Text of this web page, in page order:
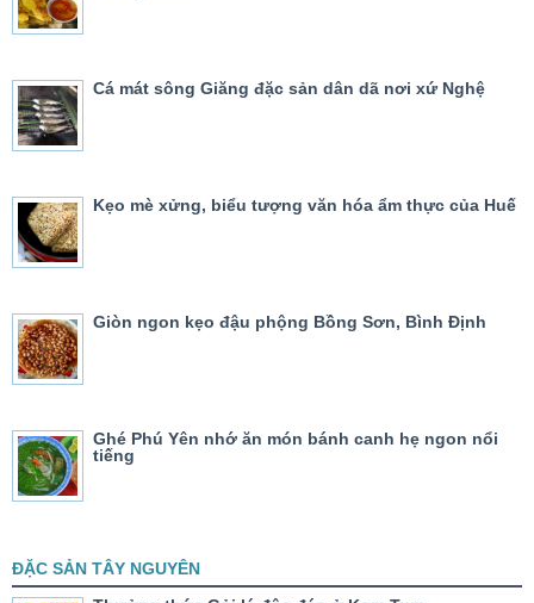
Cá mát sông Giăng đặc sản dân dã nơi xứ Nghệ
Kẹo mè xửng, biểu tượng văn hóa ẩm thực của Huế
Giòn ngon kẹo đậu phộng Bồng Sơn, Bình Định
Ghé Phú Yên nhớ ăn món bánh canh hẹ ngon nổi
tiếng
ĐẶC SẢN TÂY NGUYÊN